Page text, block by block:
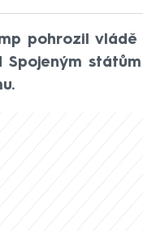
pohrozil vládě
Spojeným